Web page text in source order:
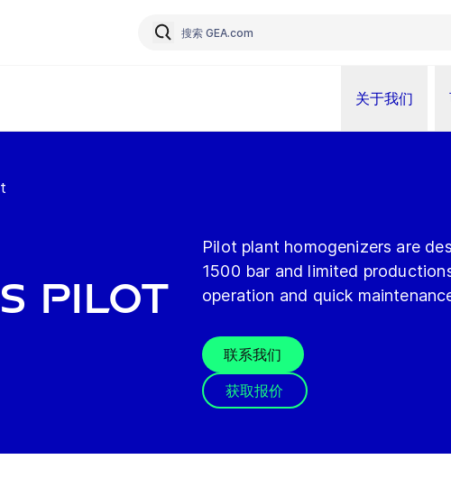
关于我们
Pilot
Pilot plant homogenizers are
1500 bar and limited
operation and quick
联系我们
获取报价